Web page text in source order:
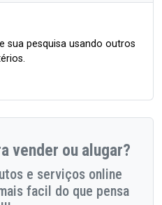
sua pesquisa usando outros
vender ou alugar?
e serviços online
facil do que pensa